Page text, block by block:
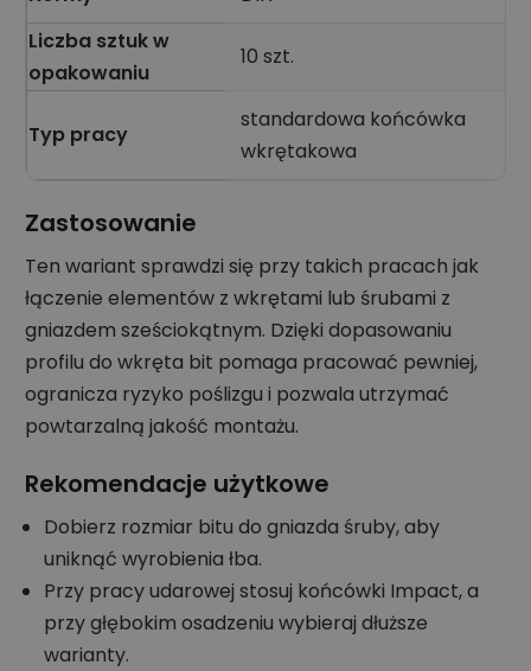
Liczba sztuk w
opakowaniu
10 szt.
Typ pracy
standardowa końcówka
wkrętakowa
Zastosowanie
Ten wariant sprawdzi się przy takich pracach jak
łączenie elementów z wkrętami lub śrubami z
gniazdem sześciokątnym. Dzięki dopasowaniu
profilu do wkręta bit pomaga pracować pewniej,
ogranicza ryzyko poślizgu i pozwala utrzymać
powtarzalną jakość montażu.
Rekomendacje użytkowe
Dobierz rozmiar bitu do gniazda śruby, aby
uniknąć wyrobienia łba.
Przy pracy udarowej stosuj końcówki Impact, a
przy głębokim osadzeniu wybieraj dłuższe
warianty.